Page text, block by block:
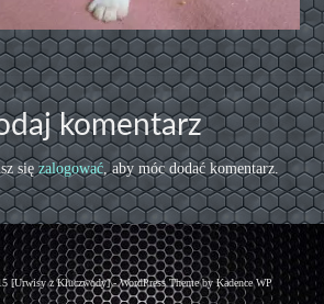
komentarz
sięzalogować, aby móc dodać komentarz.
[Urwisy z Kluczwody] - WordPress Theme byKadence WP